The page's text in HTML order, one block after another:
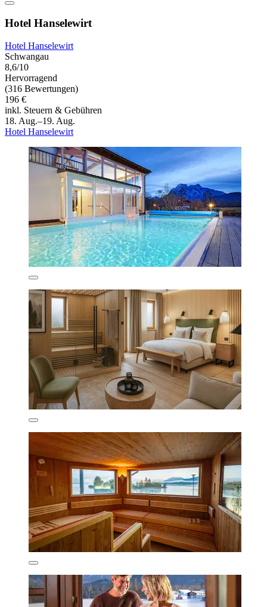
Hotel Hanselewirt
Hotel Hanselewirt
Schwangau
8,6/10
Hervorragend
(316 Bewertungen)
196 €
inkl. Steuern & Gebühren
18. Aug.–19. Aug.
Hotel Hanselewirt